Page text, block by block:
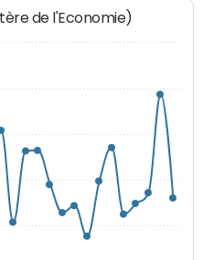
de l'Economie)